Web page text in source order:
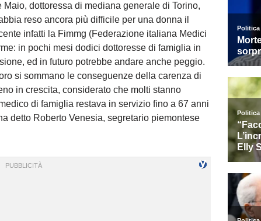
dottoressa di mediana generale di Torino,
reso ancora più difficile per una donna il
infatti la Fimmg (Federazione italiana Medici
in pochi mesi dodici dottoresse di famiglia in
ed in futuro potrebbe andare anche peggio.
si sommano le conseguenze della carenza di
in crescita, considerato che molti stanno
di famiglia restava in servizio fino a 67 anni
detto Roberto Venesia, segretario piemontese